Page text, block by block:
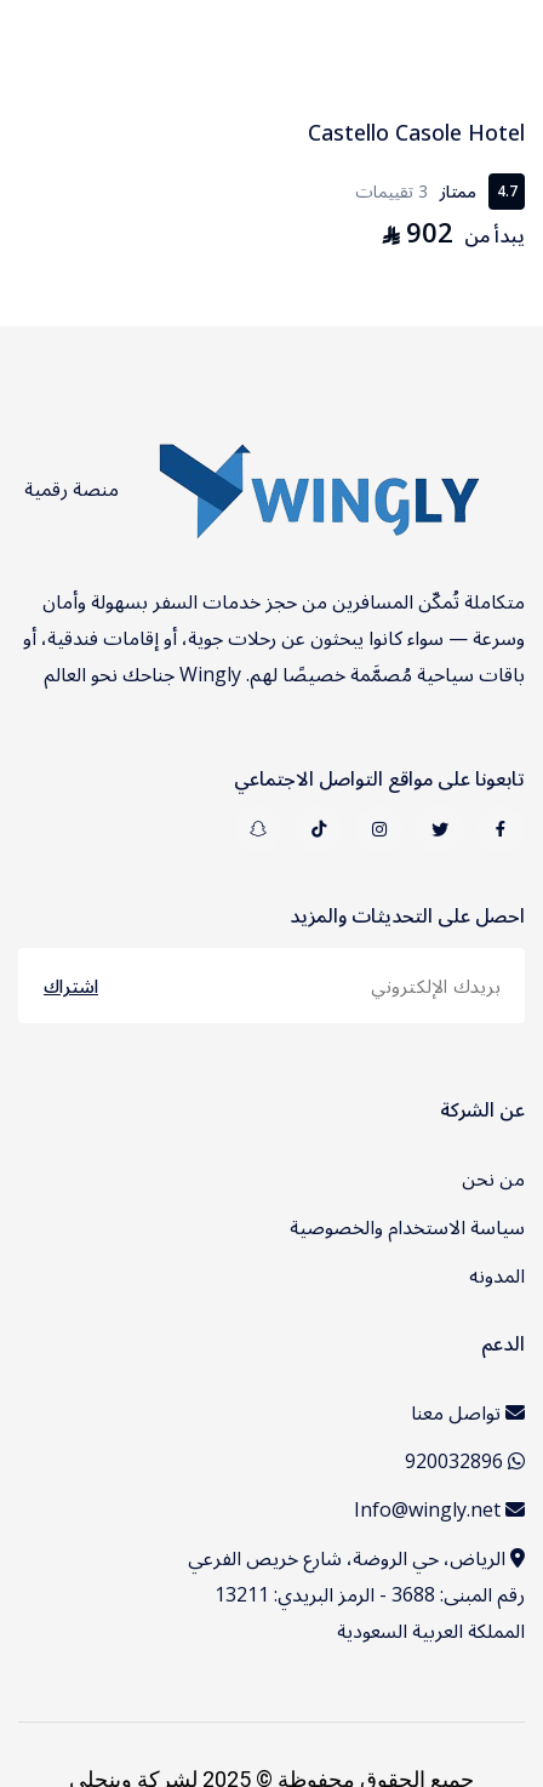
Castello Casole Hotel
4.7 ممتاز 3 تقييمات
يبدأ من 902
⃁
منصة رقمية
متكاملة تُمكّن المسافرين من حجز خدمات السفر بسهولة وأمان
وسرعة — سواء كانوا يبحثون عن رحلات جوية، أو إقامات فندقية، أو
باقات سياحية مُصمَّمة خصيصًا لهم. Wingly جناحك نحو العالم
تابعونا على مواقع التواصل الاجتماعي
احصل على التحديثات والمزيد
اشتراك
عن الشركة
من نحن
سياسة الاستخدام والخصوصية
المدونه
الدعم
تواصل معنا
الرياض، حي الروضة، شارع خريص الفرعي
رقم المبنى: 3688 - الرمز البريدي: 13211
المملكة العربية السعودية
جميع الحقوق محفوظة © 2025 لشركة وينجلي